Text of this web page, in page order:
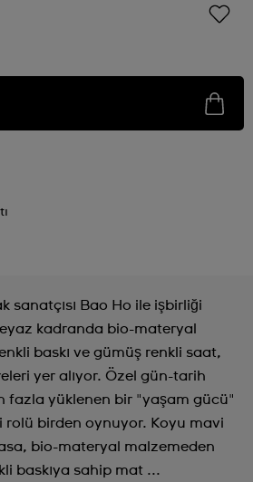
sanatçısı Bao Ho ile işbirliği
kadranda bio-materyal
baskı ve gümüş renkli saat,
yer alıyor. Özel gün-tarih
fazla yüklenen bir "yaşam gücü"
rolü birden oynuyor. Koyu mavi
bio-materyal malzemeden
baskıya sahip mat ...